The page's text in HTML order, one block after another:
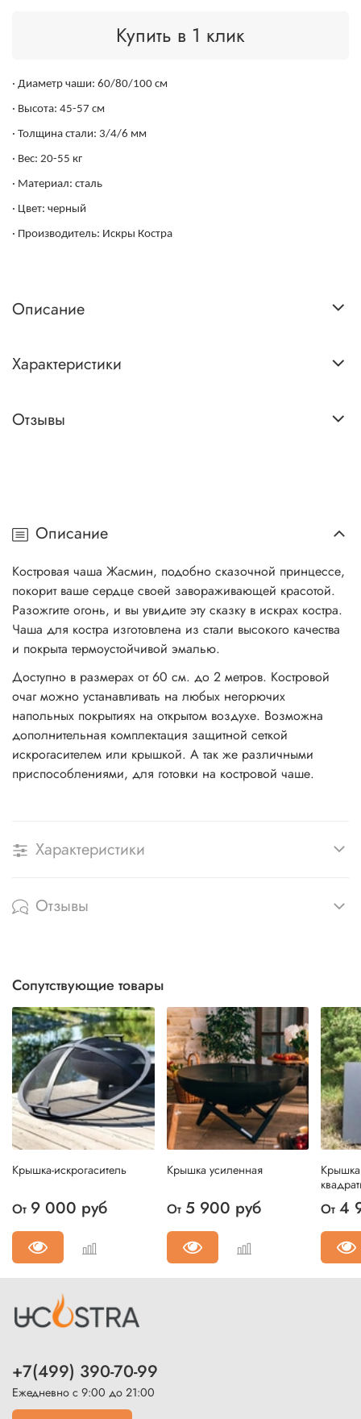
Купить в 1 клик
· Диаметр чаши: 60/80/100 см
· Высота: 45-57 см
· Толщина стали: 3/4/6 мм
· Вес: 20-55 кг
· Материал: сталь
· Цвет: черный
· Производитель: Искры Костра
Описание
Характеристики
Отзывы
Описание
Костровая чаша Жасмин, подобно сказочной принцессе,
покорит ваше сердце своей завораживающей красотой.
Разожгите огонь, и вы увидите эту сказку в искрах костра.
Чаша для костра изготовлена из стали высокого качества
и покрыта термоустойчивой эмалью.
Доступно в размерах от 60 см. до 2 метров. Костровой
очаг можно устанавливать на любых негорючих
напольных покрытиях на открытом воздухе. Возможна
дополнительная комплектация защитной сеткой
искрогасителем или крышкой. А так же различными
приспособлениями, для готовки на костровой чаше.
Характеристики
Отзывы
Сопутствующие товары
Крышка-искрогаситель
От 9 000 руб
Крышка усиленная
От 5 900 руб От 4
+7(499) 390-70-99
Ежедневно с 9:00 до 21:00